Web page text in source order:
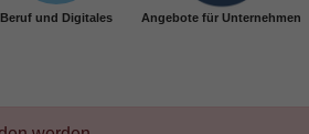
Beruf und Digitales Angebote für Unternehmen